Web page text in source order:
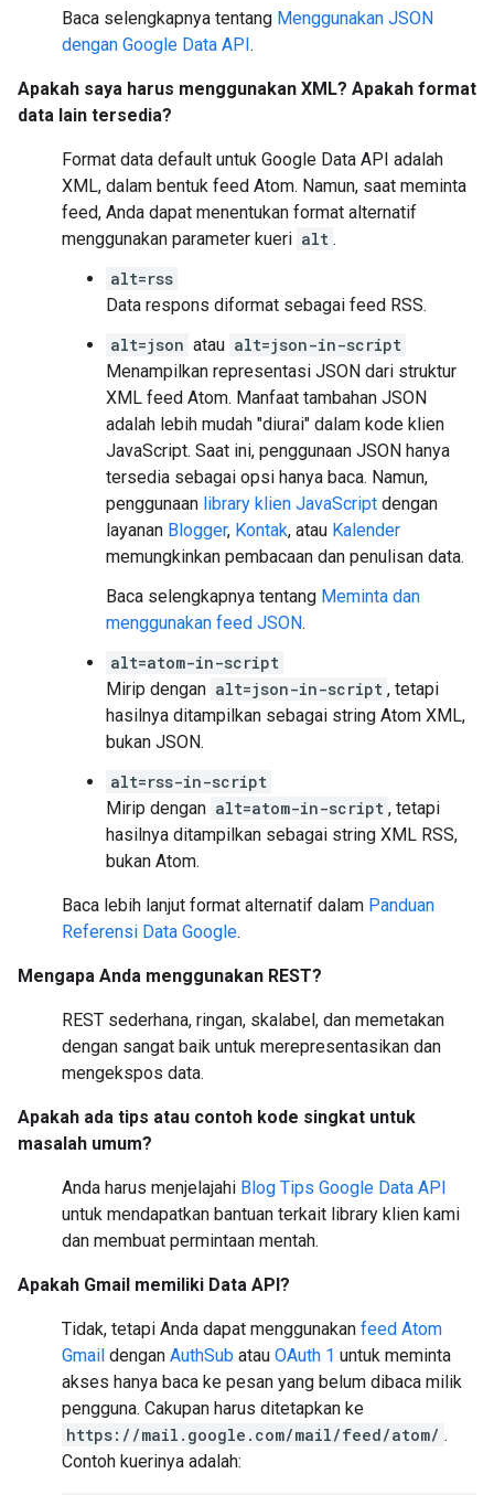
Baca selengkapnya tentang Menggunakan JSON
dengan Google Data API.
Apakah saya harus menggunakan XML? Apakah format
data lain tersedia?
Format data default untuk Google Data API adalah
XML, dalam bentuk feed Atom. Namun, saat meminta
feed, Anda dapat menentukan format alternatif
menggunakan parameter kueri alt .
alt=rss
Data respons diformat sebagai feed RSS.
alt=json atau alt=json-in-script
Menampilkan representasi JSON dari struktur
XML feed Atom. Manfaat tambahan JSON
adalah lebih mudah "diurai" dalam kode klien
JavaScript. Saat ini, penggunaan JSON hanya
tersedia sebagai opsi hanya baca. Namun,
penggunaan library klien JavaScript dengan
layanan Blogger, Kontak, atau Kalender
memungkinkan pembacaan dan penulisan data.
Baca selengkapnya tentang Meminta dan
menggunakan feed JSON.
alt=atom-in-script
Mirip dengan alt=json-in-script , tetapi
hasilnya ditampilkan sebagai string Atom XML,
bukan JSON.
alt=rss-in-script
Mirip dengan alt=atom-in-script , tetapi
hasilnya ditampilkan sebagai string XML RSS,
bukan Atom.
Baca lebih lanjut format alternatif dalam Panduan
Referensi Data Google.
Mengapa Anda menggunakan REST?
REST sederhana, ringan, skalabel, dan memetakan
dengan sangat baik untuk merepresentasikan dan
mengekspos data.
Apakah ada tips atau contoh kode singkat untuk
masalah umum?
Anda harus menjelajahi Blog Tips Google Data API
untuk mendapatkan bantuan terkait library klien kami
dan membuat permintaan mentah.
Apakah Gmail memiliki Data API?
Tidak, tetapi Anda dapat menggunakan feed Atom
Gmail dengan AuthSub atau OAuth 1 untuk meminta
akses hanya baca ke pesan yang belum dibaca milik
pengguna. Cakupan harus ditetapkan ke
https://mail.google.com/mail/feed/atom/ .
Contoh kuerinya adalah: